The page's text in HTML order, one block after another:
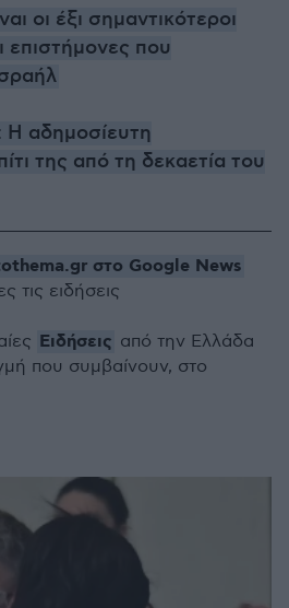
οι έξι σημαντικότεροι
επιστήμονες που
Η αδημοσίευτη
της από τη δεκαετία του
στο Google News
τις ειδήσεις
Ειδήσεις από την Ελλάδα
που συμβαίνουν, στο